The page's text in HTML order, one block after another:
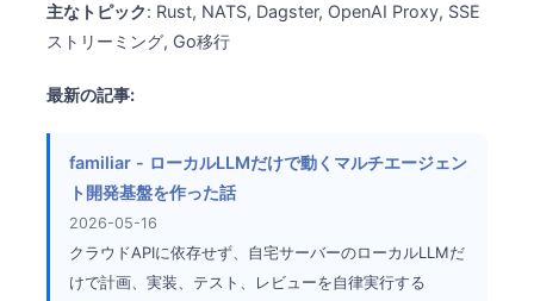
主なトピック: Rust, NATS, Dagster, OpenAI Proxy, SSE
ストリーミング, Go移行
最新の記事:
familiar - ローカルLLMだけで動くマルチエージェン
ト開発基盤を作った話
2026-05-16
クラウドAPIに依存せず、自宅サーバーのローカルLLMだ
けで計画、実装、テスト、レビューを自律実行する